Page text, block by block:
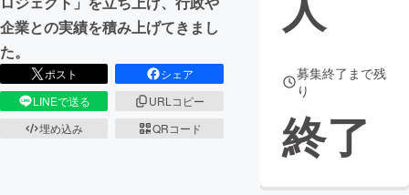
企業との実績を積み上げてきまし
た。
ポスト
シェア
LINEで送る
URLコピー
埋め込み
QRコード
募集終了まで残
り
終了